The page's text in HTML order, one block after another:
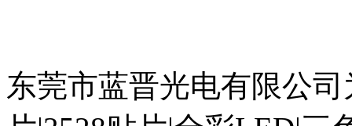
东莞市蓝晋光电有限公